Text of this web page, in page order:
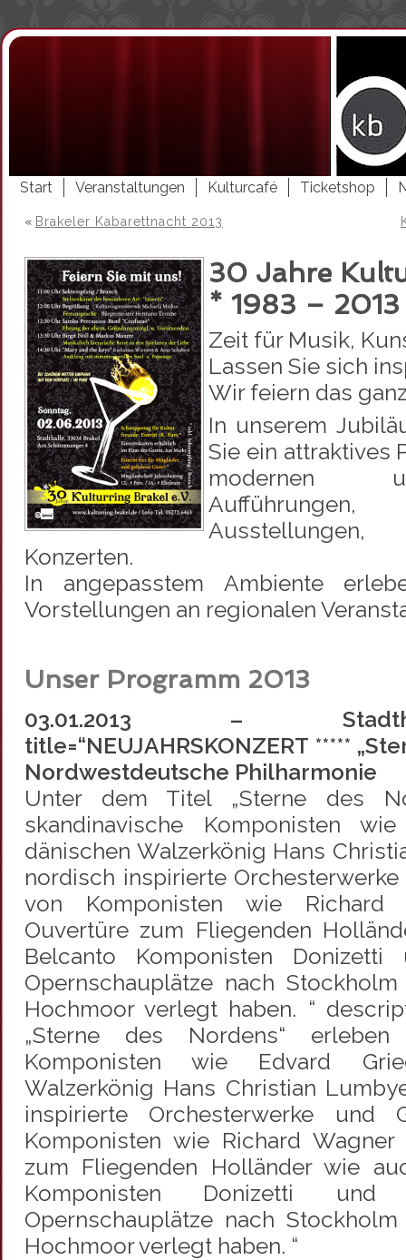
Start Veranstaltungen Kulturcafé Ticketshop
« Brakeler Kabarettnacht 2013
30 Jahre
* 1983 –
Zeit für Musik,
Lassen Sie sich
Wir feiern das
In unserem
Sie ein attraktives
modernen
Aufführungen,
Konzerten.
In angepasstem Ambiente
Vorstellungen an regionalen
Unser Programm 2013
03.01.2013 –
title=“NEUJAHRSKONZERT *****
Nordwestdeutsche Philharmonie
Unter dem Titel „Sterne des
skandinavische Komponisten
dänischen Walzerkönig Hans
nordisch inspirierte
von Komponisten wie Richard
Ouvertüre zum Fliegenden
Belcanto Komponisten
Opernschauplätze nach
Hochmoor verlegt haben. “
„Sterne des Nordens“ erleben
Komponisten wie Edvard
Walzerkönig Hans Christian
inspirierte Orchesterwerke und
Komponisten wie Richard
zum Fliegenden Holländer wie
Komponisten Donizetti
Opernschauplätze nach
Hochmoor verlegt haben. “